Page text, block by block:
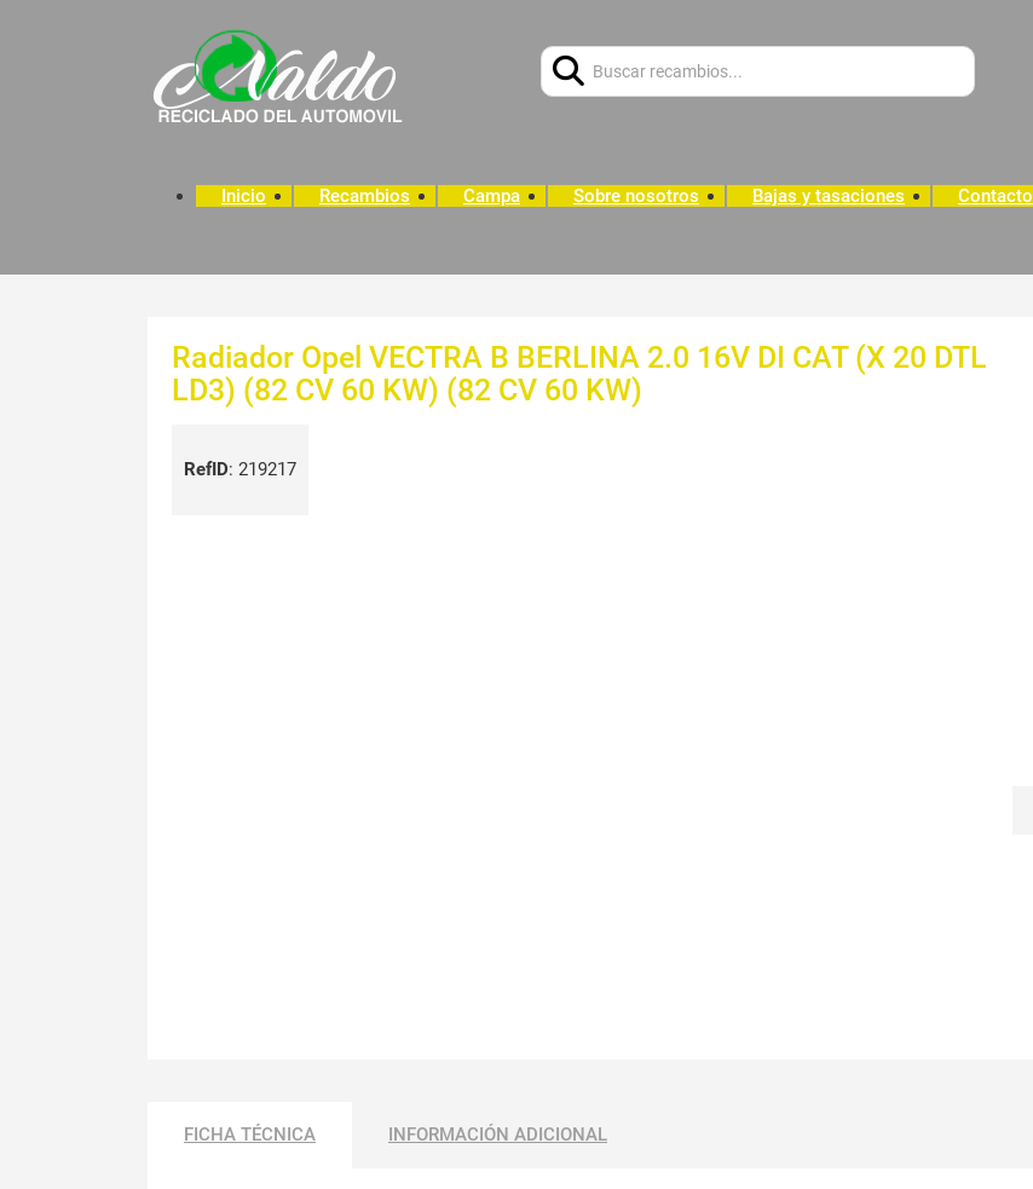
Inicio Recambios Campa Sobre nosotros Bajas y tasaciones Contacto
Radiador Opel VECTRA B BERLINA 2.0 16V DI CAT (X 20 DTL
LD3) (82 CV 60 KW) (82 CV 60 KW)
RefID: 219217
FICHA TÉCNICA INFORMACIÓN ADICIONAL